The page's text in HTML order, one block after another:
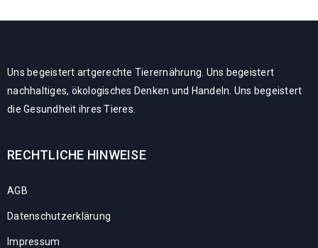
Uns begeistert artgerechte Tierernährung. Uns begeistert
nachhaltiges, ökologisches Denken und Handeln. Uns begeistert
die Gesundheit ihres Tieres.
RECHTLICHE HINWEISE
AGB
Datenschutzerklärung
Impressum